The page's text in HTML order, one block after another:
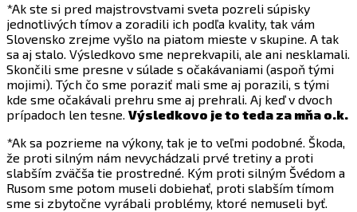
*Ak ste si pred majstrovstvami sveta pozreli súpisky
jednotlivých tímov a zoradili ich podľa kvality, tak vám
Slovensko zrejme vyšlo na piatom mieste v skupine. A tak
sa aj stalo. Výsledkovo sme neprekvapili, ale ani nesklamali.
Skončili sme presne v súlade s očakávaniami (aspoň tými
mojimi). Tých čo sme poraziť mali sme aj porazili, s tými
kde sme očakávali prehru sme aj prehrali. Aj keď v dvoch
prípadoch len tesne. Výsledkovo je to teda za mňa o.k.
*Ak sa pozrieme na výkony, tak je to veľmi podobné. Škoda,
že proti silným nám nevychádzali prvé tretiny a proti
slabším zväčša tie prostredné. Kým proti silným Švédom a
Rusom sme potom museli dobiehať, proti slabším tímom
sme si zbytočne vyrábali problémy, ktoré nemuseli byť.